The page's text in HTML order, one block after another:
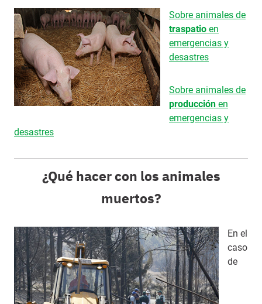
Sobre animales de
traspatio en
emergencias y
desastres
Sobre animales de
producción en
emergencias y
desastres
¿Qué hacer con los animales
muertos?
En el
caso
de